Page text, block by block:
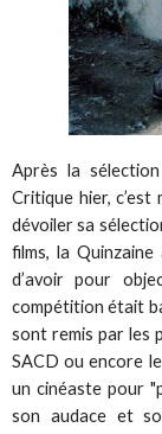
Après la
Critique hier,
dévoiler sa
films, la
d’avoir pour
compétition était
sont remis par les
SACD ou encore
un cinéaste pour
son audace et